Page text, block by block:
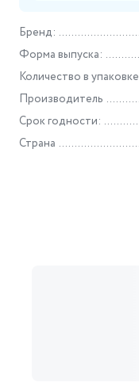
Бренд :
Форма выпуска :
Количество в упаковке
Производитель
Срок годности :
Страна